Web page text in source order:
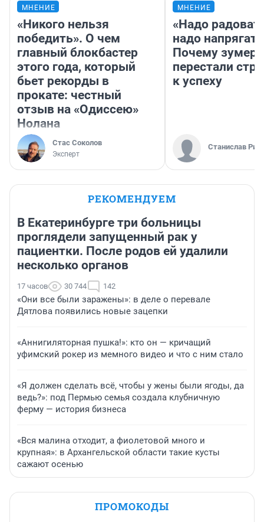
МНЕНИЕ
«Никого нельзя
победить». О чем
главный блокбастер
этого года, который
бьет рекорды в
прокате: честный
отзыв на «Одиссею»
Нолана
Стас Соколов
Эксперт
МНЕНИЕ
«Надо
надо
Почему
перестали
к успеху
Станислав
РЕКОМЕНДУЕМ
В Екатеринбурге три больницы
проглядели запущенный рак у
пациентки. После родов ей удалили
несколько органов
17 часов 30 744 142
«Они все были заражены»: в деле о перевале
Дятлова появились новые зацепки
«Аннигиляторная пушка!»: кто он — кричащий
уфимский рокер из мемного видео и что с ним стало
«Я должен сделать всё, чтобы у жены были ягоды, да
ведь?»: под Пермью семья создала клубничную
ферму — история бизнеса
«Вся малина отходит, а фиолетовой много и
крупная»: в Архангельской области такие кусты
сажают осенью
ПРОМОКОДЫ